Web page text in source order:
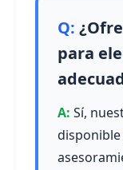
para
Sí,